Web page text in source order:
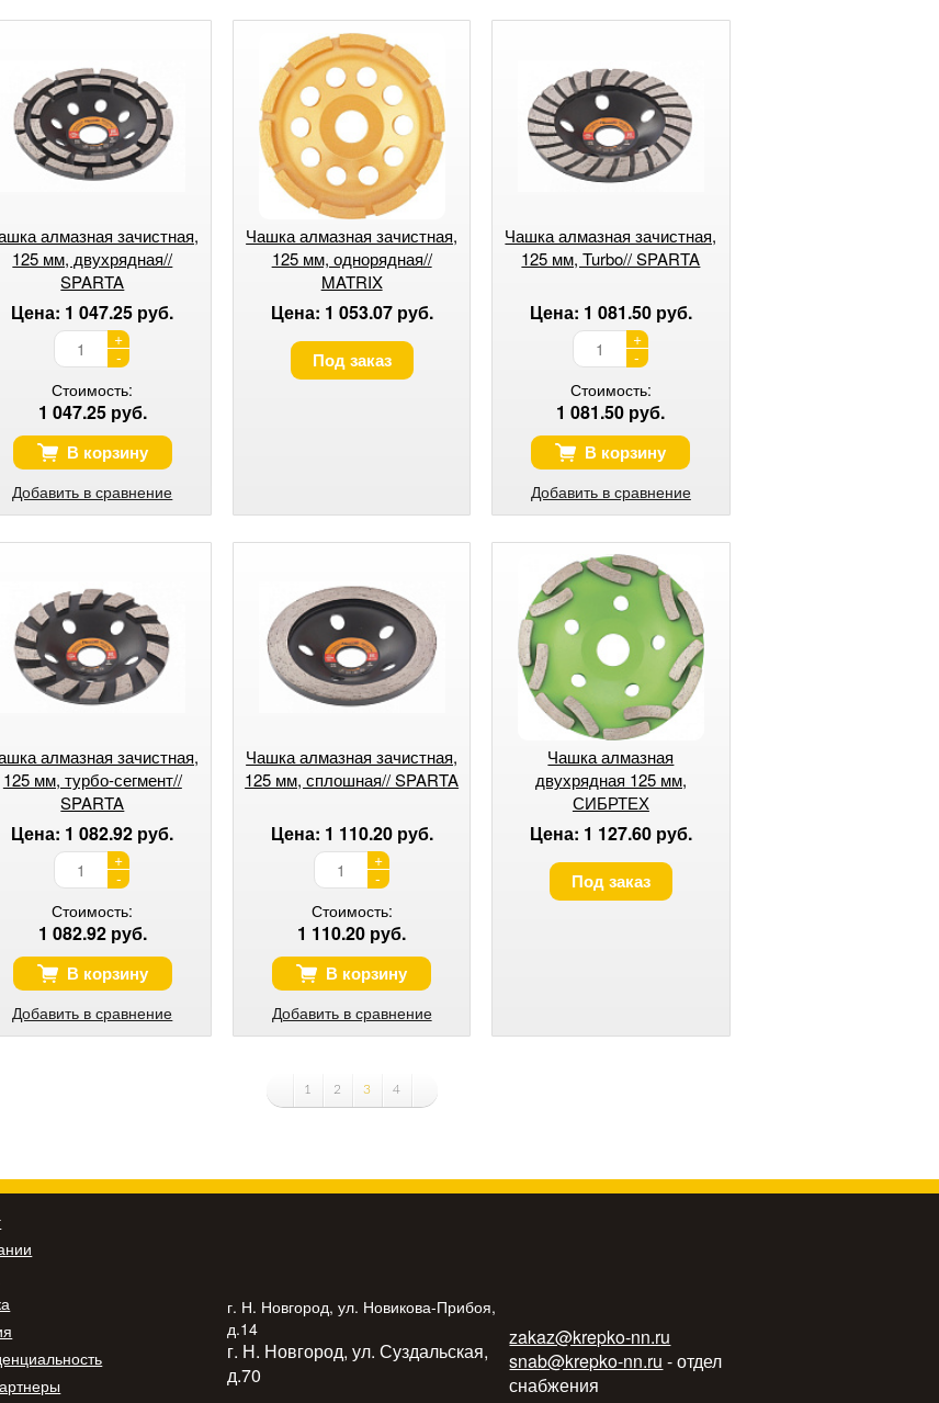
алмазная зачистная,
125 мм, двухрядная//
SPARTA
Цена: 1 047.25 руб.
+
-
Стоимость:
1 047.25 руб.
В корзину
Добавить в сравнение
Чашка алмазная зачистная,
125 мм, однорядная//
MATRIX
Цена: 1 053.07 руб.
Под заказ
Чашка алмазная зачистная,
125 мм, Turbo// SPARTA
Цена: 1 081.50 руб.
+
-
Стоимость:
1 081.50 руб.
В корзину
Добавить в сравнение
алмазная зачистная,
125 мм, турбо-сегмент//
SPARTA
Цена: 1 082.92 руб.
+
-
Стоимость:
1 082.92 руб.
В корзину
Добавить в сравнение
Чашка алмазная зачистная,
125 мм, сплошная// SPARTA
Цена: 1 110.20 руб.
+
-
Стоимость:
1 110.20 руб.
В корзину
Добавить в сравнение
Чашка алмазная
двухрядная 125 мм,
СИБРТЕХ
Цена: 1 127.60 руб.
Под заказ
1 2 3 4
г. Н. Новгород, ул. Новикова-Прибоя,
д.14
г. Н. Новгород, ул. Суздальская,
д.70
zakaz@krepko-nn.ru
snab@krepko-nn.ru - отдел
снабжения